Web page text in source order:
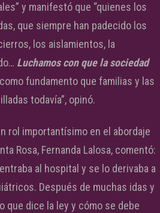
y manifestó que “quienes los
que siempre han padecido los
los aislamientos, la
Luchamos con que la sociedad
fundamento que familias y las
todavía”, opinó.
rol importantísimo en el abordaje
Rosa, Fernanda Lalosa, comentó:
al hospital y se lo derivaba a
Después de muchas idas y
que dice la ley y cómo se debe